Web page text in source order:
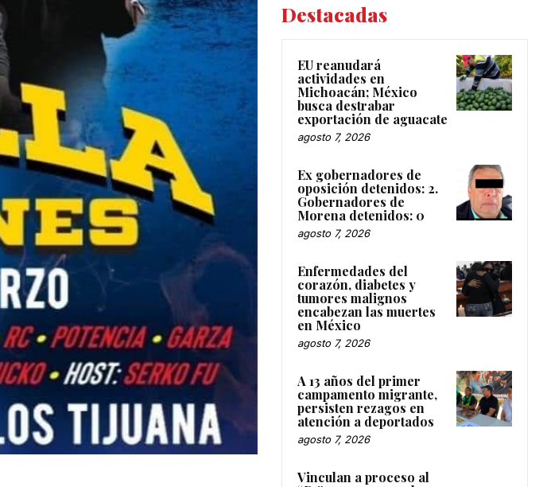
Destacadas
EU reanudará
actividades en
Michoacán; México
busca destrabar
exportación de aguacate
agosto 7, 2026
Ex gobernadores de
oposición detenidos: 2.
Gobernadores de
Morena detenidos: 0
agosto 7, 2026
Enfermedades del
corazón, diabetes y
tumores malignos
encabezan las muertes
en México
agosto 7, 2026
A 13 años del primer
campamento migrante,
persisten rezagos en
atención a deportados
agosto 7, 2026
Vinculan a proceso al